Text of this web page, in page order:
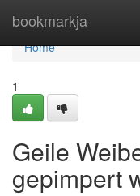
bookmarkja
Home
Home
1
Geile
gepimpert